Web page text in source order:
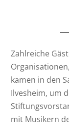
Zahlreiche
kamen in den
Ilvesheim, um
mit Musikern